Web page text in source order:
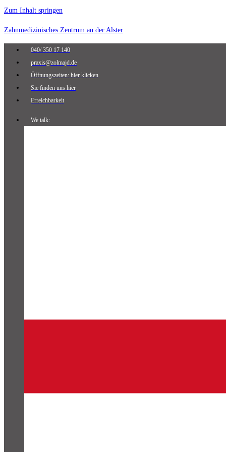
Zum Inhalt springen
Zahnmedizinisches Zentrum an der Alster
040/ 350 17 140
praxis@zolmajd.de
Öffnungszeiten: hier klicken
Sie finden uns hier
Erreichbarkeit
We talk: